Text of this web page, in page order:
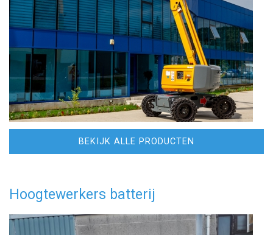
BEKIJK ALLE PRODUCTEN
Hoogtewerkers batterij